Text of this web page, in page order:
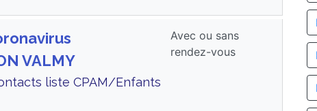
VALMY
liste CPAM/Enfants
Avec ou sans
rendez-vous